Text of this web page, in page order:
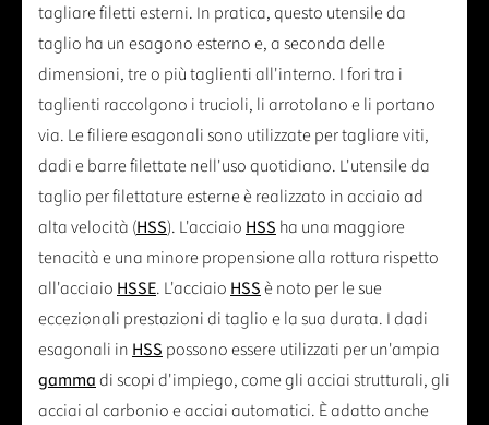
tagliare filetti esterni. In pratica, questo utensile da
taglio ha un esagono esterno e, a seconda delle
dimensioni, tre o più taglienti all'interno. I fori tra i
taglienti raccolgono i trucioli, li arrotolano e li portano
via. Le filiere esagonali sono utilizzate per tagliare viti,
dadi e barre filettate nell'uso quotidiano. L'utensile da
taglio per filettature esterne è realizzato in acciaio ad
alta velocità (HSS). L'acciaio HSS ha una maggiore
tenacità e una minore propensione alla rottura rispetto
all'acciaio HSSE. L'acciaio HSSè noto per le sue
eccezionali prestazioni di taglio e la sua durata. I dadi
esagonali in HSS possono essere utilizzati per un'ampia
gammadi scopi d'impiego, come gli acciai strutturali, gli
acciai al carbonio e acciai automatici. È adatto anche